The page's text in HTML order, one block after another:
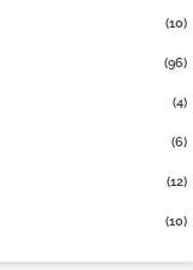
(10)
(96)
(4)
(6)
(12)
(10)